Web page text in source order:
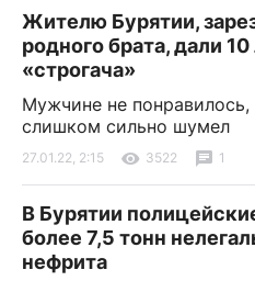
Жителю Бурятии,
родного брата, дали 10
«строгача»
Мужчине не понравилось,
слишком сильно шумел
27.01.22, 2:15 3522 1
В Бурятии
более 7,5 тонн
нефрита